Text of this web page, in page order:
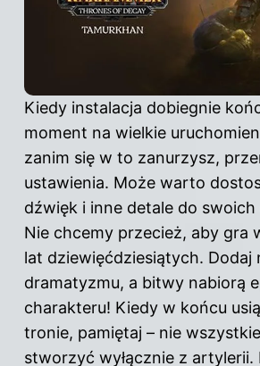
Kiedy instalacja dobiegnie
moment na wielkie
zanim się w to zanurzysz,
ustawienia. Może warto
dźwięk i inne detale do swoich
Nie chcemy przecież, aby gra
lat dziewięćdziesiątych. Dodaj
dramatyzmu, a bitwy nabiorą
charakteru! Kiedy w końcu
tronie, pamiętaj – nie
stworzyć wyłącznie z artylerii.